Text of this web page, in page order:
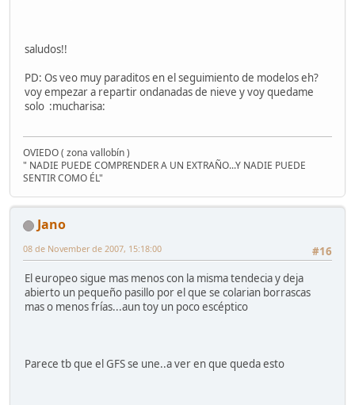
saludos!!
PD: Os veo muy paraditos en el seguimiento de modelos eh?
voy empezar a repartir ondanadas de nieve y voy quedame
solo :mucharisa:
OVIEDO ( zona vallobín )
" NADIE PUEDE COMPRENDER A UN EXTRAÑO...Y NADIE PUEDE
SENTIR COMO ÉL"
Jano
#16
08 de November de 2007, 15:18:00
El europeo sigue mas menos con la misma tendecia y deja
abierto un pequeño pasillo por el que se colarian borrascas
mas o menos frías...aun toy un poco escéptico
Parece tb que el GFS se une..a ver en que queda esto